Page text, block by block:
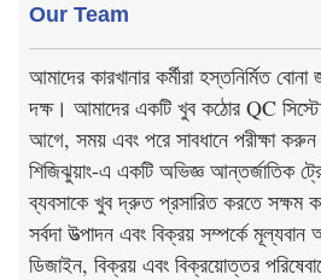
Our Team
আমাদের কারখানার কর্মীরা হস্তনির্মিত
দক্ষ। আমাদের একটি খুব কঠোর QC
আগে, সময় এবং পরে সাবধানে পরীক্ষা
শিজিঝুয়াং-এ একটি অভিজ্ঞ আন্তর্জাতিক
ব্যবসাকে খুব দ্রুত প্রসারিত করতে
সর্বদা উত্পাদন এবং বিক্রয় সম্পর্কে মূল্যবান
ডিজাইন, বিক্রয় এবং বিক্রয়োত্তর